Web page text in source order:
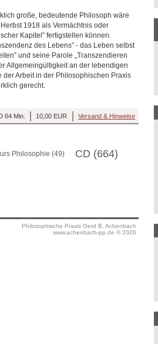
große, bedeutende Philosoph wäre
1918 als Vermächtnis oder
Kapitel” fertigstellen können.
des Lebens” - das Leben selbst
und seine Parole „Transzendieren
Allgemeingültigkeit an der lebendigen
der Arbeit in der Philosophischen Praxis
gerecht.
Versand & Hinweise
10,00 EUR
64 Min.
Philosophie (49) CD (664)
Philosophische Praxis Gerd B. Achenbach
www.achenbach-pp.de © 2026